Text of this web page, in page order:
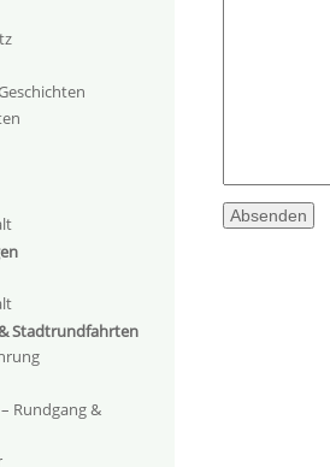
Stadtrundfahrten
Rundgang &